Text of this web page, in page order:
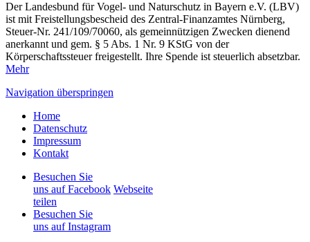
Der Landesbund für Vogel- und Naturschutz in Bayern e.V. (LBV)
ist mit Freistellungsbescheid des Zentral-Finanzamtes Nürnberg,
Steuer-Nr. 241/109/70060, als gemeinnützigen Zwecken dienend
anerkannt und gem. § 5 Abs. 1 Nr. 9 KStG von der
Körperschaftssteuer freigestellt. Ihre Spende ist steuerlich absetzbar.
Mehr
Navigation überspringen
Home
Datenschutz
Impressum
Kontakt
Besuchen Sie
uns auf Facebook Webseite
teilen
Besuchen Sie
uns auf Instagram